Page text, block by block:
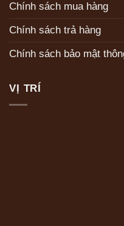
Chính sách mua hàng
Chính sách trả hàng
Chính sách bảo mật
VỊ TRÍ